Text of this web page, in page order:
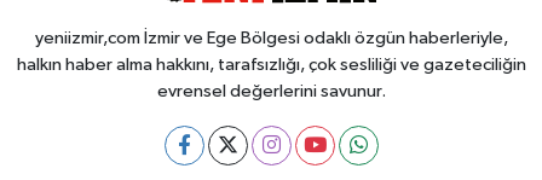
yeniizmir,com İzmir ve Ege Bölgesi odaklı özgün haberleriyle,
halkın haber alma hakkını, tarafsızlığı, çok sesliliği ve gazeteciliğin
evrensel değerlerini savunur.